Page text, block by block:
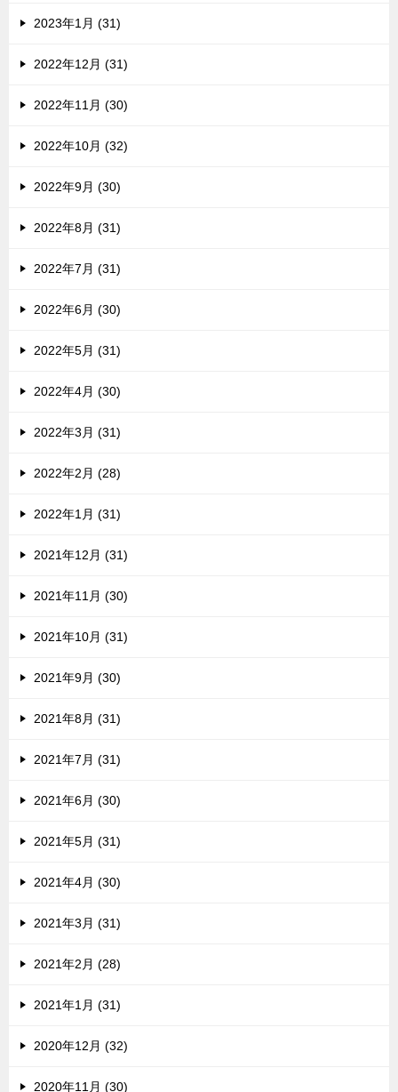
2023年1月 (31)
2022年12月 (31)
2022年11月 (30)
2022年10月 (32)
2022年9月 (30)
2022年8月 (31)
2022年7月 (31)
2022年6月 (30)
2022年5月 (31)
2022年4月 (30)
2022年3月 (31)
2022年2月 (28)
2022年1月 (31)
2021年12月 (31)
2021年11月 (30)
2021年10月 (31)
2021年9月 (30)
2021年8月 (31)
2021年7月 (31)
2021年6月 (30)
2021年5月 (31)
2021年4月 (30)
2021年3月 (31)
2021年2月 (28)
2021年1月 (31)
2020年12月 (32)
2020年11月 (30)